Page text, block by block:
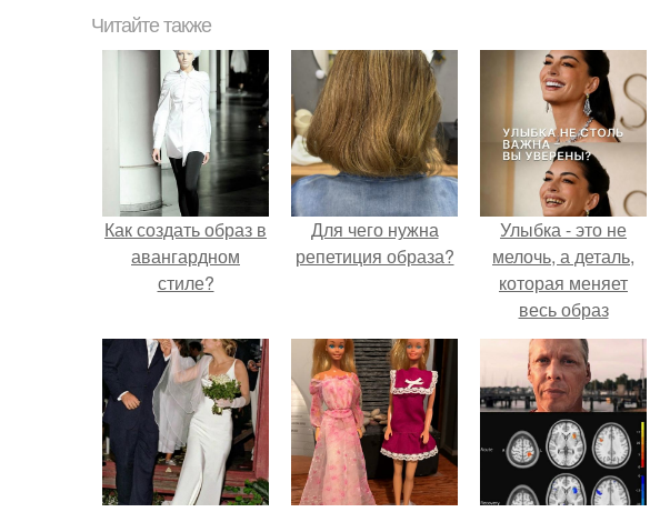
Читайте также
Как создать образ в
авангардном
стиле?
Для чего нужна
репетиция образа?
Улыбка - это не
мелочь, а деталь,
которая меняет
весь образ
человека.